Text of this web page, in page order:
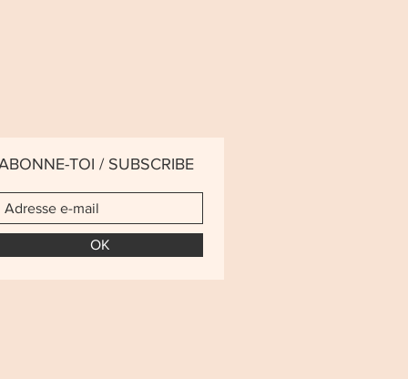
TOI / SUBSCRIBE
OK